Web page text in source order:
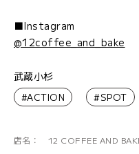
■Instagram
@12coffee_and_bake
武蔵小杉
#ACTION #SPOT
店名：
12 COFFEE AND